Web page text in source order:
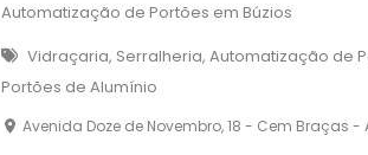
Automatização de Portões em Búzios
Vidraçaria, Serralheria, Automatização de
Portões de Alumínio
Avenida Doze de Novembro, 18 - Cem Braças - Armação